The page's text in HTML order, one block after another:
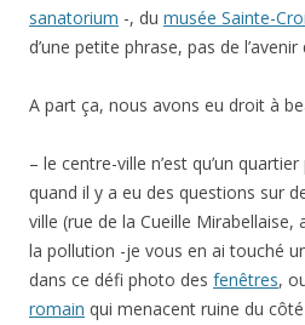
sanatorium -, du musée Sainte-
d’une petite phrase, pas de l’avenir
A part ça, nous avons eu droit à
– le centre-ville n’est qu’un
quand il y a eu des questions sur
ville (rue de la Cueille
la pollution -je vous en ai touché
dans ce défi photo des fenêtres,
romain qui menacent ruine du